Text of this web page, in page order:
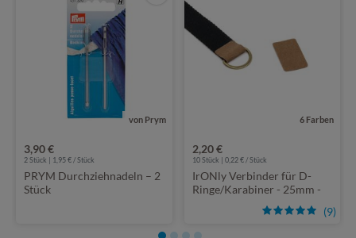
von Prym
3,90 €
2 Stück | 1,95 € / Stück
PRYM Durchziehnadeln – 2
Stück
6 Farben
(9)
2,20 €
10 Stück | 0,22 € / Stück
IrONly Verbinder für D-
Ringe/Karabiner - 25mm -